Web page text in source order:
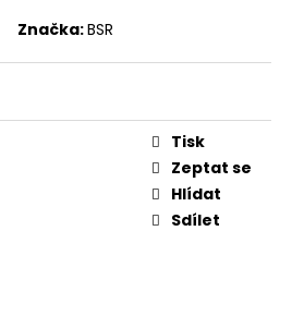
Značka:BSR
Tisk
Zeptat se
Hlídat
Sdílet